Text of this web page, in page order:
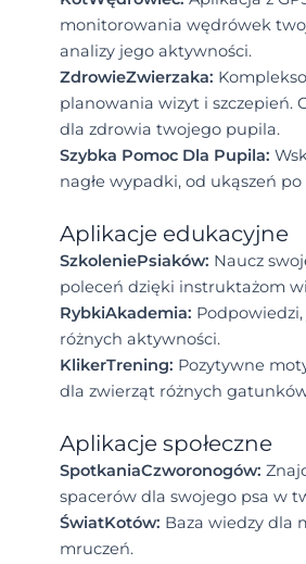
monitorowania wędrówek
analizy jego aktywności.
ZdrowieZwierzaka:
planowania wizyt i szczepień.
dla zdrowia twojego pupila.
Szybka Pomoc Dla Pupila:
nagłe wypadki, od ukąszeń
Aplikacje edukacyjne
SzkoleniePsiaków: Naucz
poleceń dzięki instruktażom
RybkiAkademia:
różnych aktywności.
KlikerTrening: Pozytywne
dla zwierząt różnych
Aplikacje społeczne
SpotkaniaCzworonogów:
spacerów dla swojego psa w
ŚwiatKotów: Baza wiedzy dla
mruczeń.